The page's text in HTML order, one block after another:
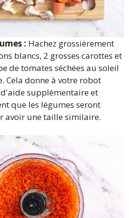
: Hachez grossièrement
blancs, 2 grosses carottes et
de tomates séchées au soleil
Cela donne à votre robot
supplémentaire et
que les légumes seront
avoir une taille similaire.